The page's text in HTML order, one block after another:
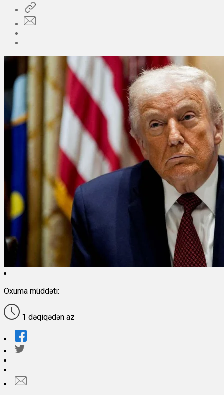
Oxuma müddəti:
1 dəqiqədən az